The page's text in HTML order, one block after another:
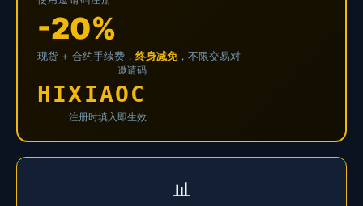
-20%
现货 + 合约手续费， 终身减免，不限交易对
邀请码
HIXIAOC
注册时填入即生效
📊